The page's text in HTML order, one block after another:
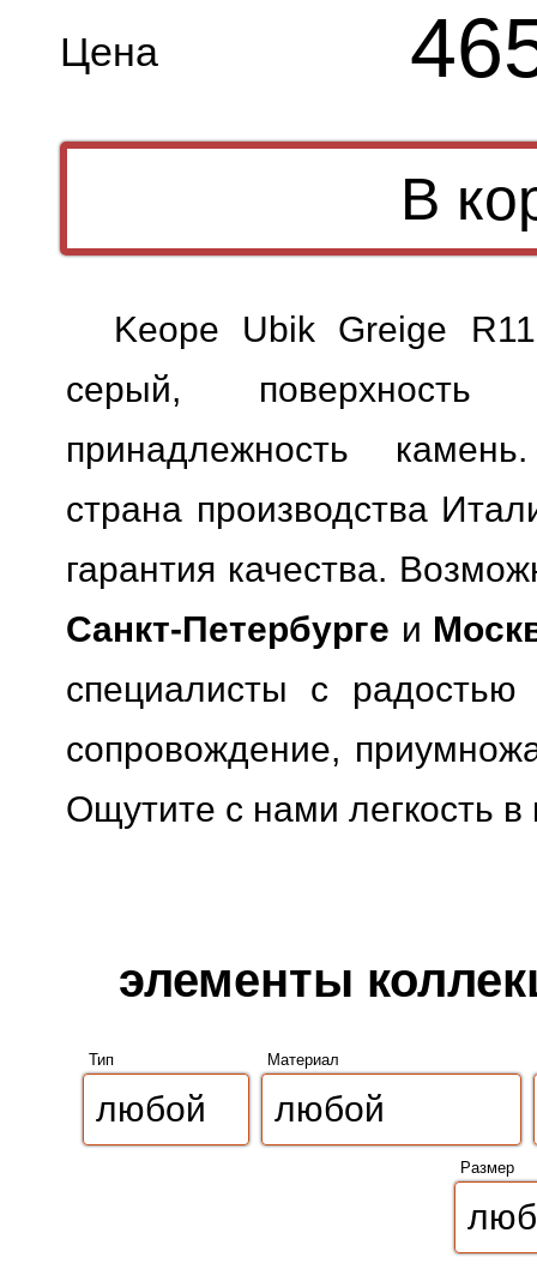
Цена
Keope Ubik Greige
серый, поверхность
принадлежность
страна производства
гарантия качества.
Санкт-Петербурге и
специалисты с радостью
сопровождение,
Ощутите с нами легкость
элементы
Тип Материал
Размер